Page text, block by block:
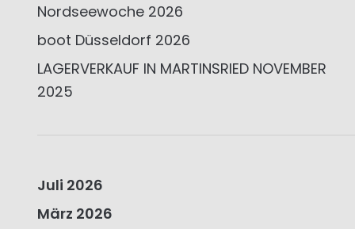
Nordseewoche 2026
boot Düsseldorf 2026
LAGERVERKAUF IN MARTINSRIED NOVEMBER
2025
Juli 2026
März 2026